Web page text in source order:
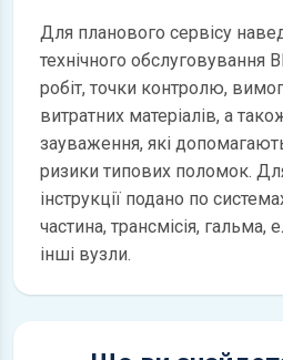
Для планового сервісу
технічного обслуговування
робіт, точки контролю,
витратних матеріалів, а
зауваження, які
ризики типових поломок.
інструкції подано по
частина, трансмісія, гальма,
інші вузли.